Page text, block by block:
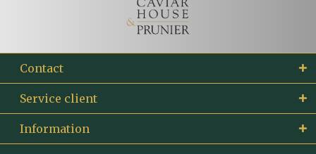
Contact
Service client
Information